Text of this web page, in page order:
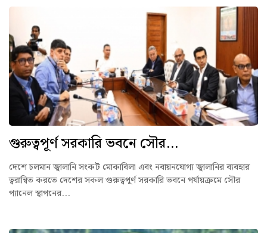
গুরুত্বপূর্ণ সরকারি ভবনে সৌর...
দেশে চলমান জ্বালানি সংকট মোকাবিলা এবং নবায়নযোগ্য জ্বালানির ব্যবহার
ত্বরান্বিত করতে দেশের সকল গুরুত্বপূর্ণ সরকারি ভবনে পর্যায়ক্রমে সৌর
প্যানেল স্থাপনের...